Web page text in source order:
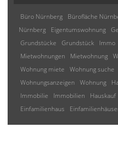
Büro Nürnberg Bürofläche
Nürnberg
Eigentumswohnung
Grundstücke
Grundstück Immo
Mietwohnungen
Mietwohnung
Wohnung miete
Wohnung suche
Wohnungsanzeigen
Wohnung
Immobilie
Immobilien Hauskauf
Einfamilienhaus